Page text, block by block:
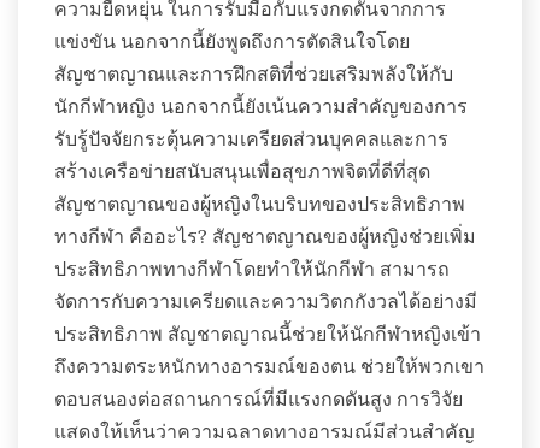
ความยืดหยุ่น ในการรับมือกับแรงกดดันจากการ
แข่งขัน นอกจากนี้ยังพูดถึงการตัดสินใจโดย
สัญชาตญาณและการฝึกสติที่ช่วยเสริมพลังให้กับ
นักกีฬาหญิง นอกจากนี้ยังเน้นความสำคัญของการ
รับรู้ปัจจัยกระตุ้นความเครียดส่วนบุคคลและการ
สร้างเครือข่ายสนับสนุนเพื่อสุขภาพจิตที่ดีที่สุด
สัญชาตญาณของผู้หญิงในบริบทของประสิทธิภาพ
ทางกีฬา คืออะไร? สัญชาตญาณของผู้หญิงช่วยเพิ่ม
ประสิทธิภาพทางกีฬาโดยทำให้นักกีฬา สามารถ
จัดการกับความเครียดและความวิตกกังวลได้อย่างมี
ประสิทธิภาพ สัญชาตญาณนี้ช่วยให้นักกีฬาหญิงเข้า
ถึงความตระหนักทางอารมณ์ของตน ช่วยให้พวกเขา
ตอบสนองต่อสถานการณ์ที่มีแรงกดดันสูง การวิจัย
แสดงให้เห็นว่าความฉลาดทางอารมณ์มีส่วนสำคัญ